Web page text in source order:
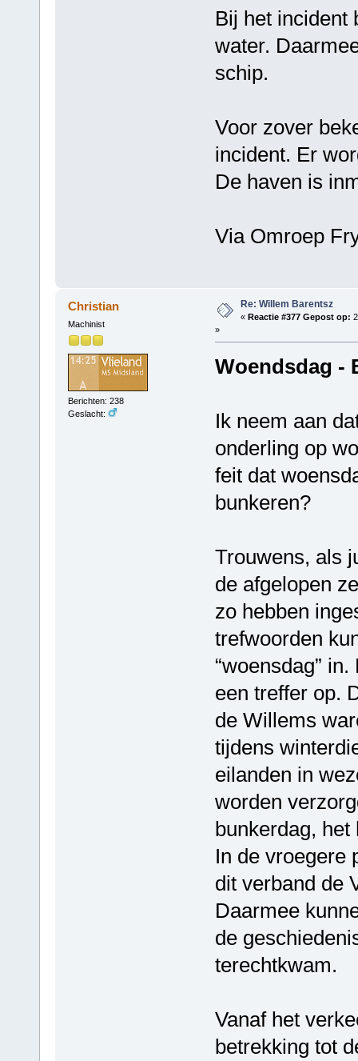
Bij het incident
water.
schip.
Voor zover
incident. Er
De haven is
Via Omroep
Christian
Machinist
Berichten: 238
Geslacht:
Re: Willem Barentsz
« Reactie #377 Gepost op:
»
Woendsdag -
Ik neem aan
onderling op
feit dat
bunkeren?
Trouwens, als
de afgelopen
zo hebben
trefwoorden
“woensdag”
een treffer op.
de Willems
tijdens
eilanden in
worden
bunkerdag,
In de vroegere
dit verband de
Daarmee
de
terechtkwam.
Vanaf het
betrekking tot